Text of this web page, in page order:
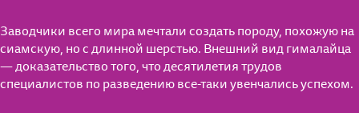
Заводчики всего мира мечтали создать породу, похожую на
сиамскую, но с длинной шерстью. Внешний вид гималайца
— доказательство того, что десятилетия трудов
специалистов по разведению все-таки увенчались успехом.